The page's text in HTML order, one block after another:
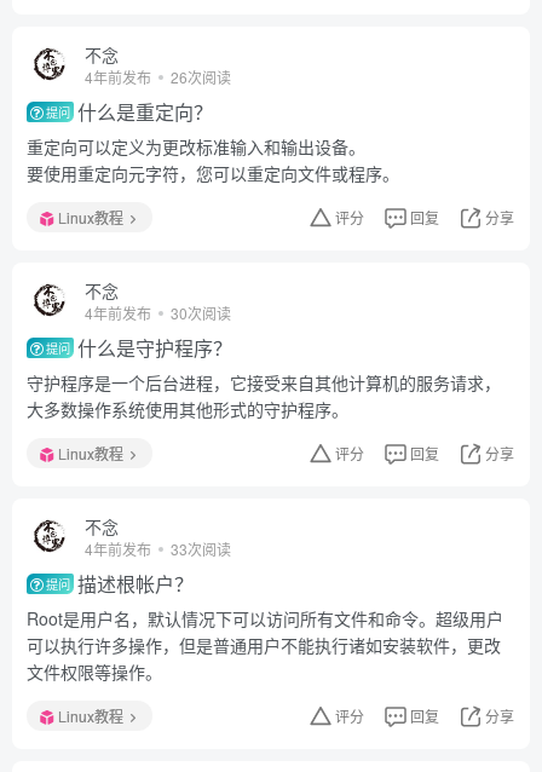
不念
4年前发布 26次阅读
提问 什么是重定向？
重定向可以定义为更改标准输入和输出设备。
要使用重定向元字符，您可以重定向文件或程序。
Linux教程 评分 回复 分享
不念
4年前发布 30次阅读
提问 什么是守护程序？
守护程序是一个后台进程，它接受来自其他计算机的服务请求，
大多数操作系统使用其他形式的守护程序。
Linux教程 评分 回复 分享
不念
4年前发布 33次阅读
提问 描述根帐户？
Root是用户名，默认情况下可以访问所有文件和命令。超级用户
可以执行许多操作，但是普通用户不能执行诸如安装软件，更改
文件权限等操作。
Linux教程 评分 回复 分享